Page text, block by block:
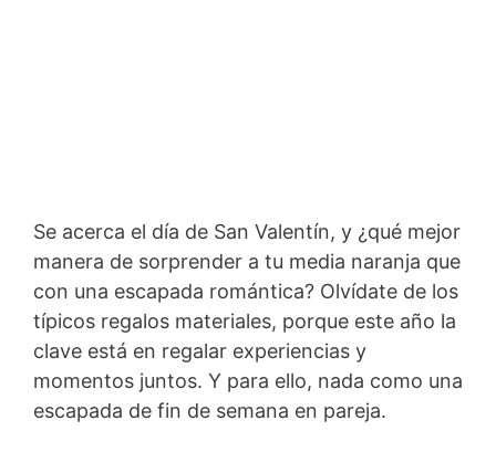
Se acerca el día de San Valentín, y ¿qué mejor
manera de sorprender a tu media naranja que
con una escapada romántica? Olvídate de los
típicos regalos materiales, porque este año la
clave está en regalar experiencias y
momentos juntos. Y para ello, nada como una
escapada de fin de semana en pareja.